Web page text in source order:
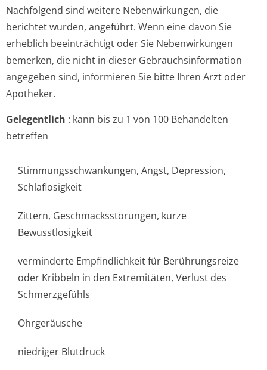
Nachfolgend sind weitere Nebenwirkungen, die
berichtet wurden, angeführt. Wenn eine davon Sie
erheblich beeinträchtigt oder Sie Nebenwirkungen
bemerken, die nicht in dieser Gebrauchsinfor­mation
angegeben sind, informieren Sie bitte Ihren Arzt oder
Apotheker.
Gelegentlich : kann bis zu 1 von 100 Behandelten
betreffen
Stimmungsschwan­kungen, Angst, Depression,
Schlaflosigkeit
Zittern, Geschmacksstörun­gen, kurze
Bewusstlosigkeit
verminderte Empfindlichkeit für Berührungsreize
oder Kribbeln in den Extremitäten, Verlust des
Schmerzgefühls
Ohrgeräusche
niedriger Blutdruck